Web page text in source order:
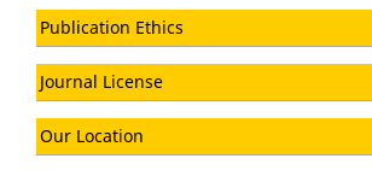
Publication Ethics
Journal License
Our Location